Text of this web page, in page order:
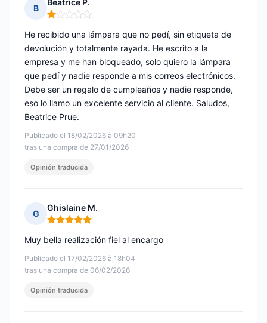
B
Beatrice P.
Nota: 1 de 5
Publicado el 18/02/2026 à 09h20
tras una compra de 27/01/2026
He recibido una lámpara que no pedí, sin etiqueta de
devolución y totalmente rayada. He escrito a la
empresa y me han bloqueado, solo quiero la lámpara
que pedí y nadie responde a mis correos electrónicos.
Debe ser un regalo de cumpleaños y nadie responde,
eso lo llamo un excelente servicio al cliente. Saludos,
Beatrice Prue.
Opinión traducida
G
Ghislaine M.
Nota: 5 de 5
Publicado el 17/02/2026 à 18h04
tras una compra de 06/02/2026
Muy bella realización fiel al encargo
Opinión traducida